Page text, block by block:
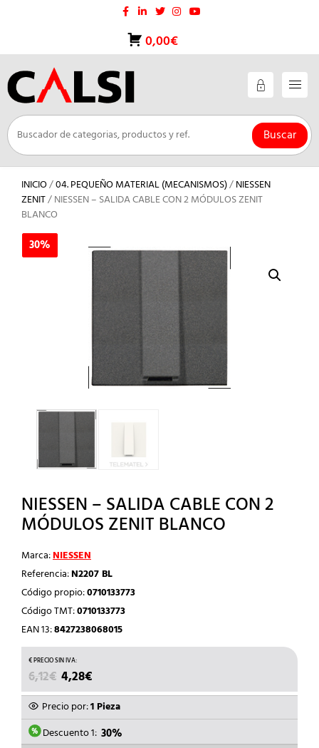
0,00€
Buscar
INICIO/04. PEQUEÑO MATERIAL (MECANISMOS)/NIESSEN
ZENIT/ NIESSEN – SALIDA CABLE CON 2 MÓDULOS ZENIT
BLANCO
30%
NIESSEN – SALIDA CABLE CON 2
MÓDULOS ZENIT BLANCO
Marca:NIESSEN
Referencia:N2207 BL
Código propio:0710133773
Código TMT:0710133773
EAN 13:8427238068015
6,12€ EL
PRECIO
ORIGINAL
ERA:
6,12€.
4,28€
PRECIO
ACTUAL
ES:
4,28€.
Precio por:1 Pieza
Descuento 1: 30%
30%